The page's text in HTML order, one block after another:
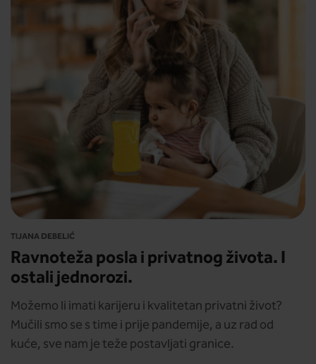
TIJANA DEBELIĆ
Ravnoteža posla i privatnog života. I
ostali jednorozi.
Možemo li imati karijeru i kvalitetan privatni život?
Mučili smo se s time i prije pandemije, a uz rad od
kuće, sve nam je teže postavljati granice.